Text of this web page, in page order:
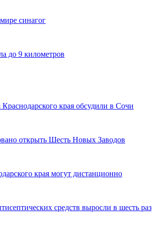
синагог
до 9 километров
края обсудили в Сочи
открыть Шесть Новых Заводов
края могут дистанционно
средств выросли в шесть раз